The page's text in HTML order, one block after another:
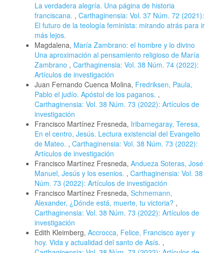
La verdadera alegría. Una página de historia
franciscana. , Carthaginensia: Vol. 37 Núm. 72 (2021):
El futuro de la teología feminista: mirando atrás para ir
más lejos.
Magdalena, María Zambrano: el hombre y lo divino
Una aproximación al pensamiento religioso de María
Zambrano , Carthaginensia: Vol. 38 Núm. 74 (2022):
Artículos de investigación
Juan Fernando Cuenca Molina, Fredriksen, Paula,
Pablo el judío. Apóstol de los paganos. ,
Carthaginensia: Vol. 38 Núm. 73 (2022): Artículos de
investigación
Francisco Martínez Fresneda, Iribarnegaray, Teresa,
En el centro, Jesús. Lectura existencial del Evangelio
de Mateo. , Carthaginensia: Vol. 38 Núm. 73 (2022):
Artículos de investigación
Francisco Martínez Fresneda, Andueza Soteras, José
Manuel, Jesús y los esenios. , Carthaginensia: Vol. 38
Núm. 73 (2022): Artículos de investigación
Francisco Martínez Fresneda, Schmemann,
Alexander, ¿Dónde está, muerte, tu victoria? ,
Carthaginensia: Vol. 38 Núm. 73 (2022): Artículos de
investigación
Edith Kleimberg, Accrocca, Felice, Francisco ayer y
hoy. Vida y actualidad del santo de Asís. ,